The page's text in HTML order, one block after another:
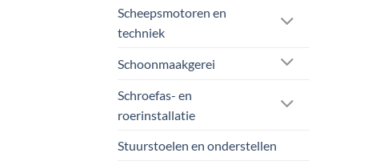
Scheepsmotoren en
techniek
Schoonmaakgerei
Schroefas- en
roerinstallatie
Stuurstoelen en onderstellen